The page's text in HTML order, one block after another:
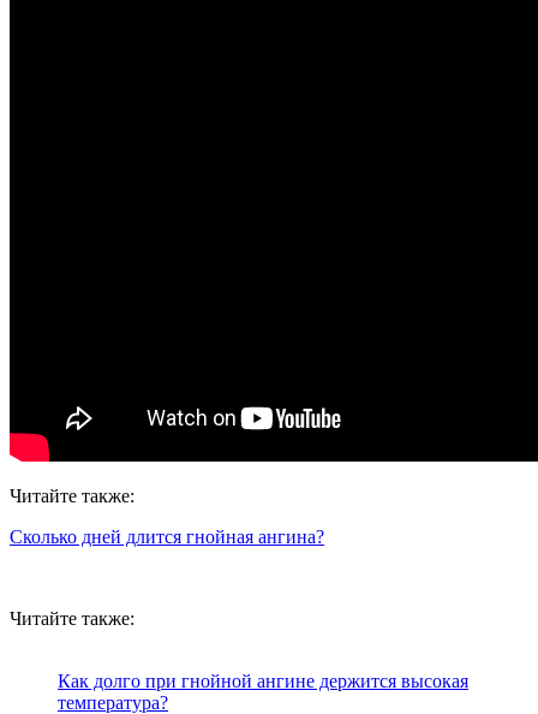
Читайте также:
Сколько дней длится гнойная ангина?
Читайте также:
Как долго при гнойной ангине держится высокая
температура?